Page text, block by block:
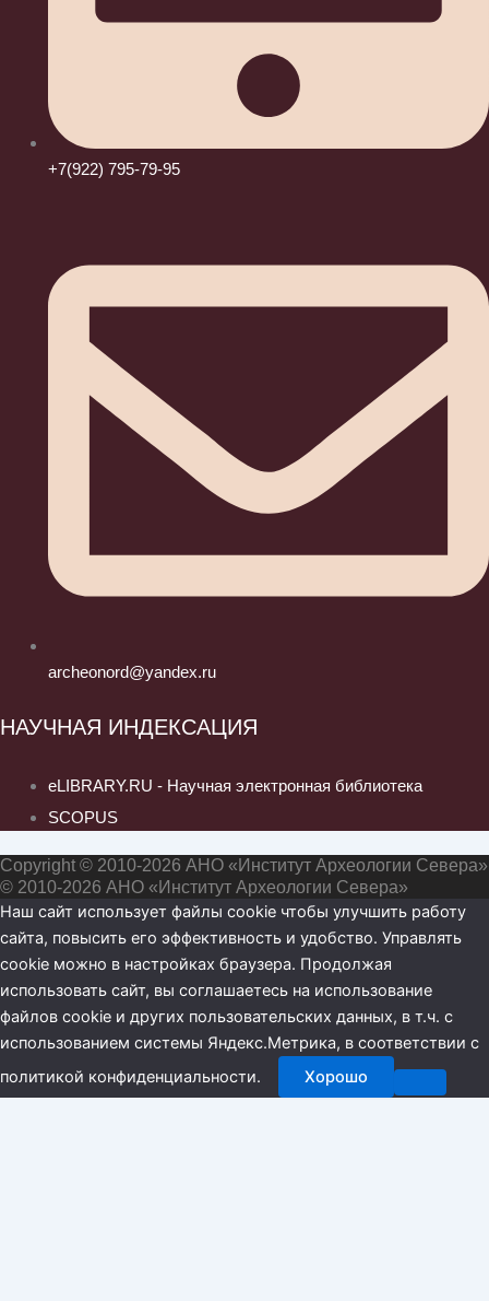
+7(922) 795-79-95
archeonord@yandex.ru
НАУЧНАЯ ИНДЕКСАЦИЯ
eLIBRARY.RU - Научная электронная библиотека
SCOPUS
Copyright © 2010-2026 АНО «Институт Археологии Севера»
© 2010-2026 АНО «Институт Археологии Севера»
Наш сайт использует файлы cookie чтобы улучшить работу
сайта, повысить его эффективность и удобство. Управлять
cookie можно в настройках браузера. Продолжая
использовать сайт, вы соглашаетесь на использование
файлов cookie и других пользовательских данных, в т.ч. с
использованием системы Яндекс.Метрика, в соответствии с
политикой конфиденциальности.
Хорошо